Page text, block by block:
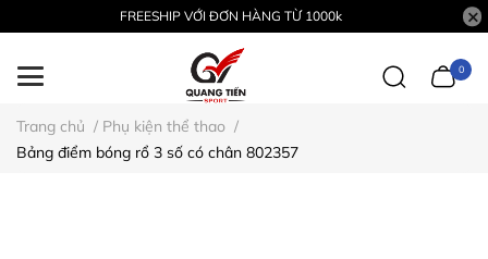
FREESHIP VỚI ĐƠN HÀNG TỪ 1000k
0
Trang chủ / Phụ kiện thể thao /
Bảng điểm bóng rổ 3 số có chân 802357